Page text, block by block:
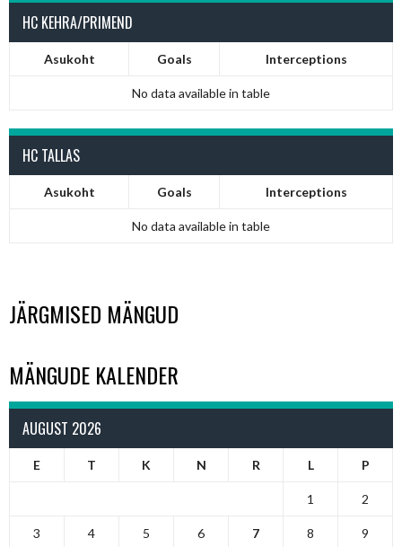
HC KEHRA/PRIMEND
Asukoht Goals Interceptions
No data available in table
HC TALLAS
Asukoht Goals Interceptions
No data available in table
JÄRGMISED MÄNGUD
MÄNGUDE KALENDER
AUGUST 2026
E T K N R L P
1 2
3 4 5 6 7 8 9